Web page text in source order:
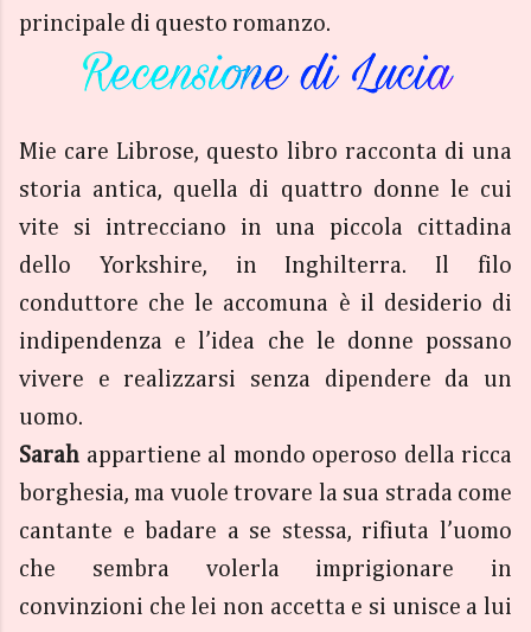
principale di questo romanzo.
Mie care Librose, questo libro racconta di una
storia antica, quella di quattro donne le cui
vite si intrecciano in una piccola cittadina
dello Yorkshire, in Inghilterra. Il filo
conduttore che le accomuna è il desiderio di
indipendenza e l’idea che le donne possano
vivere e realizzarsi senza dipendere da un
uomo.
Sarah appartiene al mondo operoso della ricca
borghesia, ma vuole trovare la sua strada come
cantante e badare a se stessa, rifiuta l’uomo
che sembra volerla imprigionare in
convinzioni che lei non accetta e si unisce a lui